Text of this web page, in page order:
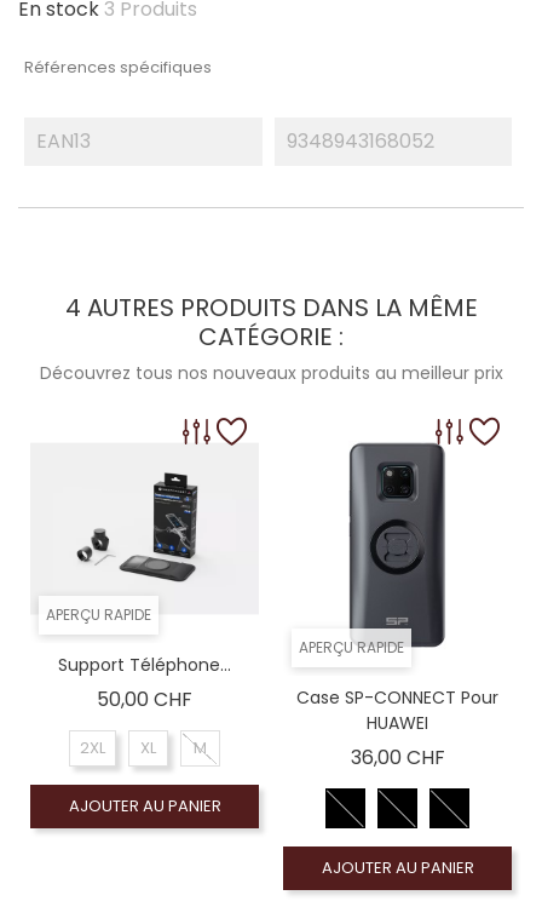
En stock 3 Produits
Références spécifiques
EAN13 9348943168052
4 AUTRES PRODUITS DANS LA MÊME
CATÉGORIE :
Découvrez tous nos nouveaux produits au meilleur prix
APERÇU RAPIDE
Support Téléphone...
50,00 CHF
2XL XL M
AJOUTER AU PANIER
APERÇU RAPIDE
Case SP-CONNECT Pour
HUAWEI
36,00 CHFPrix
AJOUTER AU PANIER